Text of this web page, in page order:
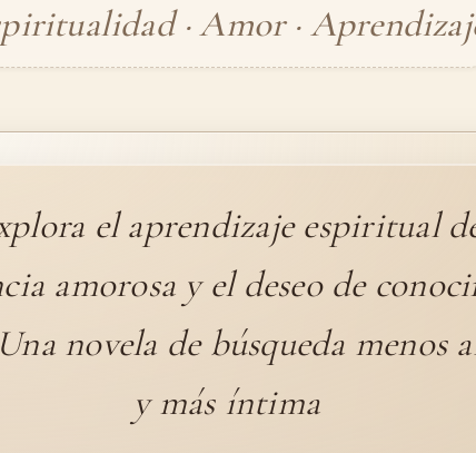
· Amor ·
el aprendizaje espiritual
amorosa y el deseo de
novela de búsqueda menos
y más íntima